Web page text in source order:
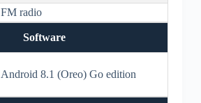
FM radio
Software
Android 8.1 (Oreo) Go edition